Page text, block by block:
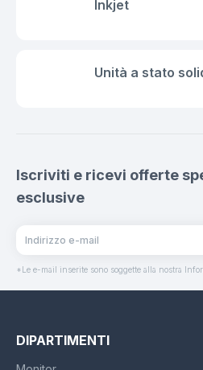
Inkjet
Unità a stato
Iscriviti e ricevi offerte
esclusive
*Le e-mail inserite sono soggette alla nostra
DIPARTIMENTI